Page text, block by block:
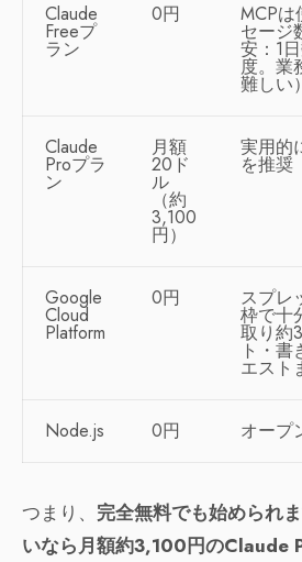
Claude
Freeプ
ラン
0円 MCPは
セージ
安：1
度。業
難しい）
Claude
Proプラ
ン
月額
20ド
ル
（約
3,100
円）
実用的
を推奨
Google
Cloud
Platform
0円 スプレ
枠で十
取り約
ト・
エスト
Node.js 0円 オープ
つまり、 完全無料でも始められ
いなら月額約3,100円のClaude